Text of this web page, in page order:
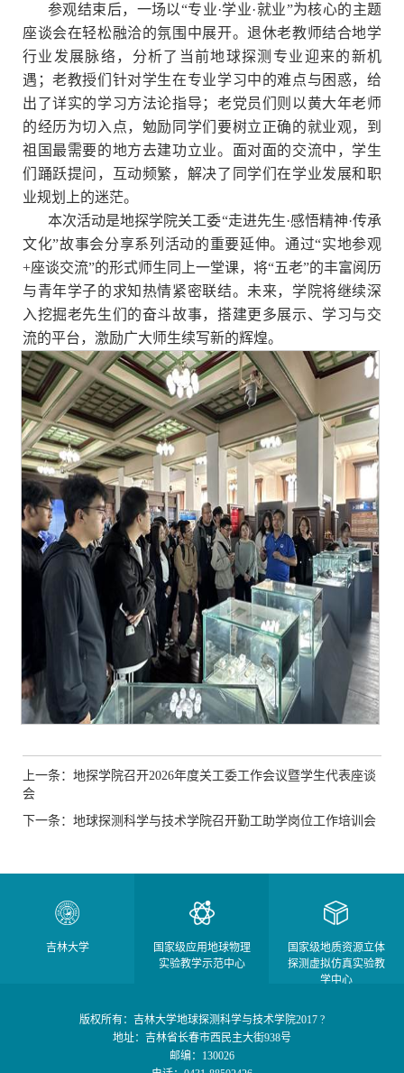
参观结束后，一场以“专业·学业·就业”为核心的主题
座谈会在轻松融洽的氛围中展开。退休老教师结合地学
行业发展脉络，分析了当前地球探测专业迎来的新机
遇；老教授们针对学生在专业学习中的难点与困惑，给
出了详实的学习方法论指导；老党员们则以黄大年老师
的经历为切入点，勉励同学们要树立正确的就业观，到
祖国最需要的地方去建功立业。面对面的交流中，学生
们踊跃提问，互动频繁，解决了同学们在学业发展和职
业规划上的迷茫。
本次活动是地探学院关工委“走进先生·感悟精神·传承
文化”故事会分享系列活动的重要延伸。通过“实地参观
+座谈交流”的形式师生同上一堂课，将“五老”的丰富阅历
与青年学子的求知热情紧密联结。未来，学院将继续深
入挖掘老先生们的奋斗故事，搭建更多展示、学习与交
流的平台，激励广大师生续写新的辉煌。
上一条：地探学院召开2026年度关工委工作会议暨学生代表座谈
会
下一条：地球探测科学与技术学院召开勤工助学岗位工作培训会
吉林大学
国家级应用地球物理
实验教学示范中心
国家级地质资源立体
探测虚拟仿真实验教
学中心
版权所有：吉林大学地球探测科学与技术学院2017 ?
地址：吉林省长春市西民主大街938号
邮编：130026